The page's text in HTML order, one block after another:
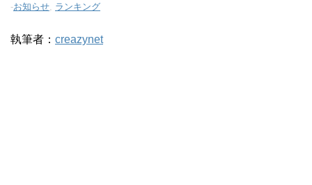
-お知らせ, ランキング
執筆者： creazynet